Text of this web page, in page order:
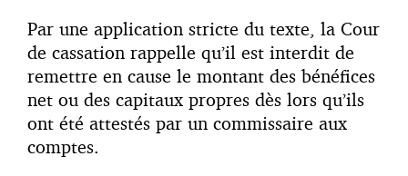
Par une application stricte du texte, la Cour
de cassation rappelle qu’il est interdit de
remettre en cause le montant des bénéfices
net ou des capitaux propres dès lors qu’ils
ont été attestés par un commissaire aux
comptes.